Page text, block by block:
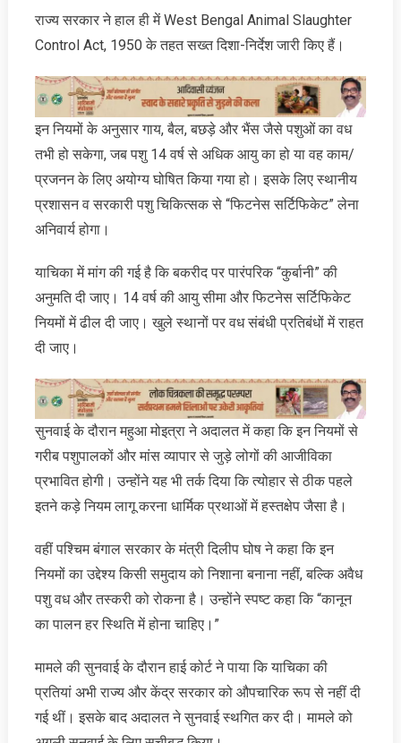
राज्य सरकार ने हाल ही में West Bengal Animal Slaughter
Control Act, 1950 के तहत सख्त दिशा-निर्देश जारी किए हैं।
इन नियमों के अनुसार गाय, बैल, बछड़े और भैंस जैसे पशुओं का वध
तभी हो सकेगा, जब पशु 14 वर्ष से अधिक आयु का हो या वह काम/
प्रजनन के लिए अयोग्य घोषित किया गया हो। इसके लिए स्थानीय
प्रशासन व सरकारी पशु चिकित्सक से “फिटनेस सर्टिफिकेट” लेना
अनिवार्य होगा।
याचिका में मांग की गई है कि बकरीद पर पारंपरिक “कुर्बानी” की
अनुमति दी जाए। 14 वर्ष की आयु सीमा और फिटनेस सर्टिफिकेट
नियमों में ढील दी जाए। खुले स्थानों पर वध संबंधी प्रतिबंधों में राहत
दी जाए।
सुनवाई के दौरान महुआ मोइत्रा ने अदालत में कहा कि इन नियमों से
गरीब पशुपालकों और मांस व्यापार से जुड़े लोगों की आजीविका
प्रभावित होगी। उन्होंने यह भी तर्क दिया कि त्योहार से ठीक पहले
इतने कड़े नियम लागू करना धार्मिक प्रथाओं में हस्तक्षेप जैसा है।
वहीं पश्चिम बंगाल सरकार के मंत्री दिलीप घोष ने कहा कि इन
नियमों का उद्देश्य किसी समुदाय को निशाना बनाना नहीं, बल्कि अवैध
पशु वध और तस्करी को रोकना है। उन्होंने स्पष्ट कहा कि “कानून
का पालन हर स्थिति में होना चाहिए।”
मामले की सुनवाई के दौरान हाई कोर्ट ने पाया कि याचिका की
प्रतियां अभी राज्य और केंद्र सरकार को औपचारिक रूप से नहीं दी
गई थीं। इसके बाद अदालत ने सुनवाई स्थगित कर दी। मामले को